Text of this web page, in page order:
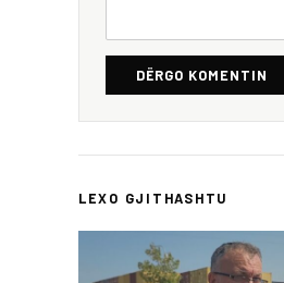
DËRGO KOMENTIN
LEXO GJITHASHTU